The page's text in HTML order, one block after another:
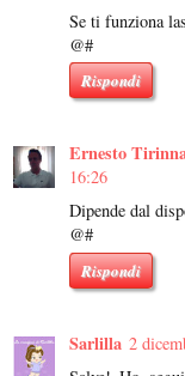
Se ti funziona
@#
Rispondi
Ernesto
16:26
Dipende dal
@#
Rispondi
Sarlilla 2